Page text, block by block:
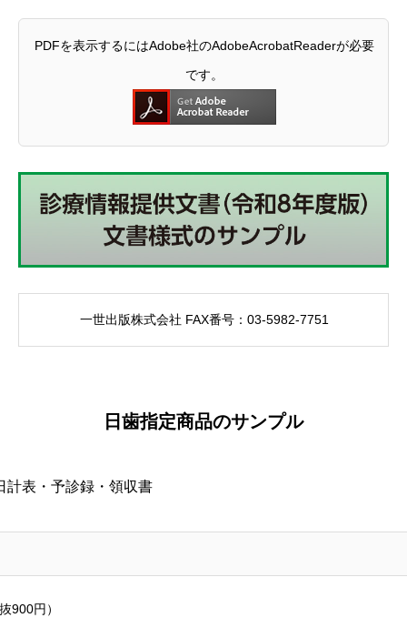
PDFを表示するにはAdobe社のAdobeAcrobatReaderが必要
です。
一世出版株式会社 FAX番号：03-5982-7751
日歯指定商品のサンプル
計表・予診録・領収書
900円）